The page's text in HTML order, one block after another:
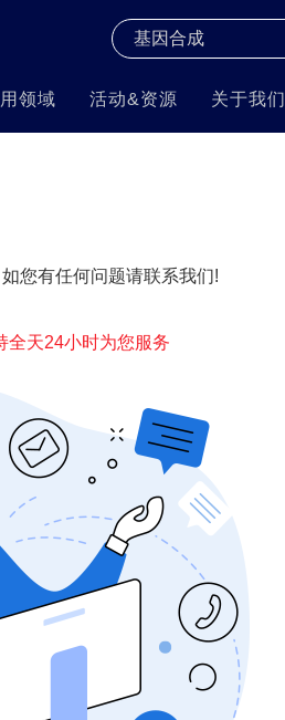
领域 活动&资源 关于我们
您有任何问题请联系我们!
全天24小时为您服务